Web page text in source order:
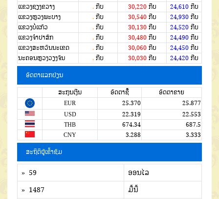
ແຂວງຊຽງຂວາງ
. ກີບ 30,220ກີບ 24,610ກີບ
ແຂວງຫຼວງພະບາງ
. ກີບ 30,540ກີບ 24,930ກີບ
ແຂວງບໍ່ແກ້ວ
. ກີບ 30,130ກີບ 24,520ກີບ
ແຂວງຈໍາປາສັກ
. ກີບ 30,480ກີບ 24,490ກີບ
ແຂວງສະຫວັນນະເຂດ
. ກີບ 30,060ກີບ 24,450ກີບ
ນະຄອນຫຼວງວຽງຈັນ
. ກີບ 30,030ກີບ 24,420ກີບ
ອັດຕາແລກປ່ຽນ
ສະກຸນເງີນ ອັດຕາຊື້
ອັດຕາຂາຍ
EUR
25.370
25.877
USD
22.319
22.553
THB
674.34
687.5
CNY
3.288 3.333
ສະຖິຕິຜູ້ເຂົ້າຊົມ
» 59
ອອນໄລ
» 1487
ມື້ນີ້